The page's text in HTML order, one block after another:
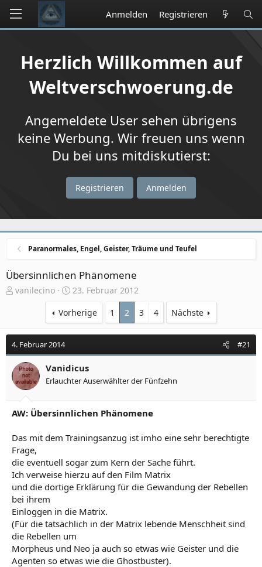
Anmelden Registrieren
Herzlich Willkommen auf
Weltverschwoerung.de
Angemeldete User sehen übrigens
keine Werbung. Wir freuen uns wenn
Du bei uns mitdiskutierst:
Registrieren Anmelden
Paranormales, Engel, Geister, Träume und Teufel
Übersinnlichen Phänomene
E
e
l
l
e
r
vanilecino
E
s
t
e
l
t
a
23. Februar 2012
Vorherige
1 2 3 4 Nächste
4. Februar 2014 #21
Vanidicus
Erlauchter Auserwählter der Fünfzehn
AW: Übersinnlichen Phänomene
Das mit dem Trainingsanzug ist imho eine sehr berechtigte
Frage,
die eventuell sogar zum Kern der Sache führt.
Ich verweise hierzu auf den Film Matrix
und die dortige Erklärung für die Gewandung der Rebellen
bei ihrem
Einloggen in die Matrix.
(Für die tatsächlich in der Matrix lebende Menschheit sind
die Rebellen um
Morpheus und Neo ja auch so etwas wie Geister und die
Agenten so etwas wie die Ghostbuster).